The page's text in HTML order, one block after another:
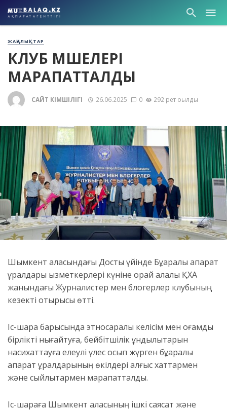
ЖАҢАЛЫҚТАР
КЛУБ МҮШЕЛЕРІ
МАРАПАТТАЛДЫ
САЙТ ӘКІМШІЛІГІ 26.06.2025 0 292 рет оқылды
Шымкент қаласындағы Достық үйінде Бұқаралық ақпарат
құралдары қызметкерлері күніне орай қалалық ҚХА
жанындағы Журналистер мен блогерлер клубының
кезекті отырысы өтті.
Іс-шара барысында этносаралық келісім мен қоғамдық
бірлікті нығайтуға, бейбітшілік құндылықтарын
насихаттауға елеулі үлес қосып жүрген бұқаралық
ақпарат құралдарының өкілдері алғыс хаттармен
және сыйлықтармен марапатталды.
Іс-шараға Шымкент қаласының ішкі саясат және